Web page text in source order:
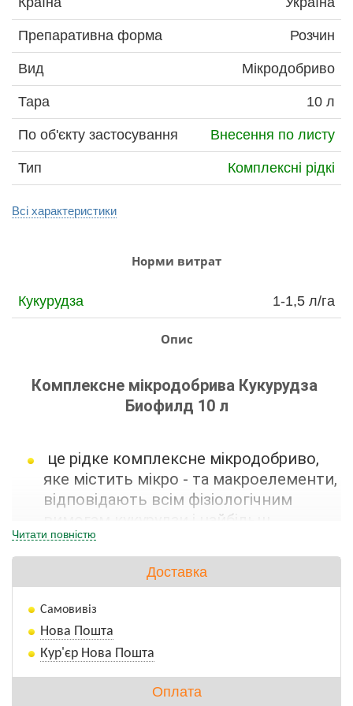
Препаративна форма Розчин
Вид Мікродобриво
Тара 10 л
По об'єкту застосування Внесення по листу
Тип Комплексні рідкі
Всі характеристики
Норми витрат
Кукурудза 1-1,5 л/га
Опис
Комплексне мікродобрива Кукурудза
Биофилд 10 л
це рідке комплексне мікродобриво,
яке містить мікро - та макроелементи,
відповідають всім фізіологічним
вимогам кукурудзи і найбільш
необхідними для її росту і розвитку.
Гумінові речовини, 8% - 80 г / л (в тому
числі гумінові кислоти - 80%,
фульвокислоти - 20%). Органічні
кислоти, фітогормони, природние
антибіотики, пептиди, ферменти,
полісахариди, амінокислоти,
бурштыновая кислота
Читати повністю
Доставка
Самовивіз
Нова Пошта
Кур'єр Нова Пошта
Оплата